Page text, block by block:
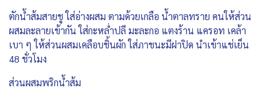
ตักน้ำส้มสายชู ใส่อ่างผสม ตามด้วยเกลือ น้ำตาลทราย คนให้ส่วน
ผสมละลายเข้ากัน ใส่กะหล่ำปลี มะละกอ แตงร้าน แครอท เคล้า
เบา ๆ ให้ส่วนผสมเคลือบชิ้นผัก ใส่ภาชนะมีฝาปิด นำเข้าแช่เย็น
48 ชั่วโมง
ส่วนผสมพริกน้ำส้ม